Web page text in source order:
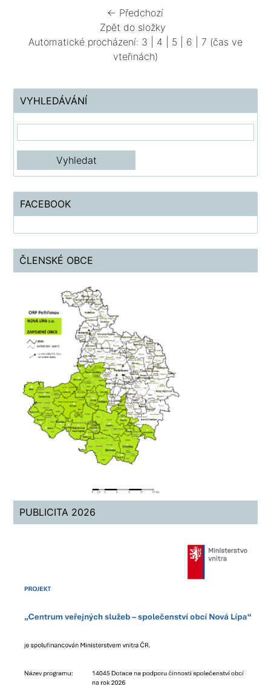
← Předchozí
Zpět do složky
Automatické procházení: 3 4 5 6 7 (čas ve
vteřinách)
VYHLEDÁVÁNÍ
FACEBOOK
ČLENSKÉ OBCE
PUBLICITA 2026